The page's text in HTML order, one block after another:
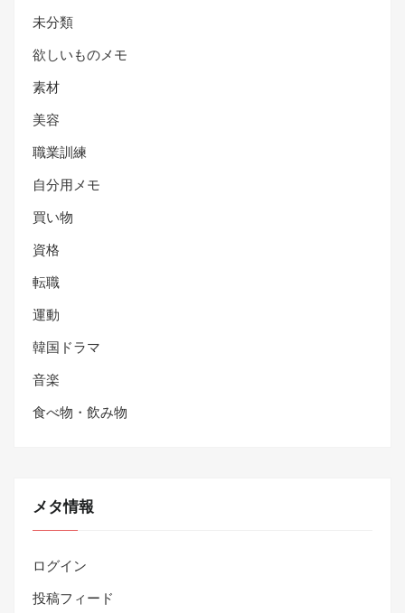
未分類
欲しいものメモ
素材
美容
職業訓練
自分用メモ
買い物
資格
転職
運動
韓国ドラマ
音楽
食べ物・飲み物
メタ情報
ログイン
投稿フィード